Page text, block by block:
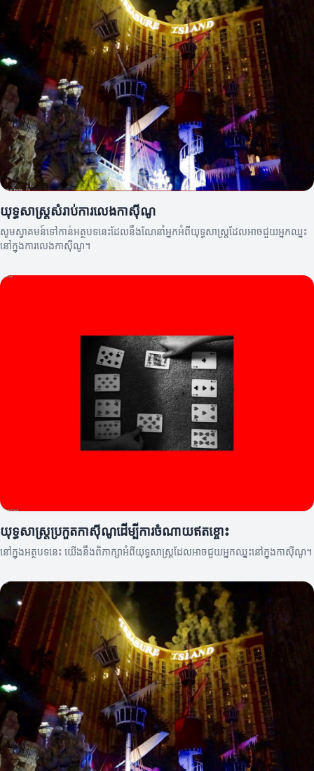
យុទ្ធសាស្ត្រសំរាប់ការលេងកាស៊ីណូ
សូមស្វាគមន៍ទៅកាន់អត្ថបទនេះដែលនឹងណែនាំអ្នកអំពីយុទ្ធសាស្ត្រដែលអាចជួយអ្នកឈ្នះ
នៅក្នុងការលេងកាស៊ីណូ។
យុទ្ធសាស្ត្រប្រកួតកាស៊ីណូដើម្បីការចំណាយឥតខ្ចោះ
នៅក្នុងអត្ថបទនេះ យើងនឹងពិភាក្សាអំពីយុទ្ធសាស្ត្រដែលអាចជួយអ្នកឈ្នះនៅក្នុងកាស៊ីណូ។